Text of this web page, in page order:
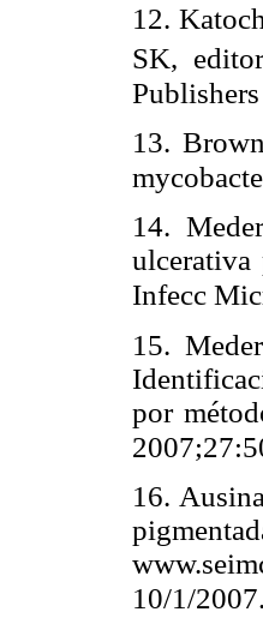
12.
SK,
13.
14.
Infecc
15.
por
16.
10/1/2007.